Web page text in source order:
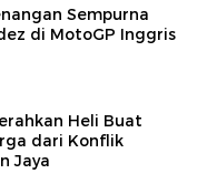
Sempurna
di MotoGP Inggris
Heli Buat
dari Konflik
Jaya